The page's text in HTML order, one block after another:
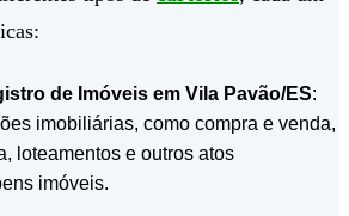
de Imóveis em Vila Pavão/ES:
imobiliárias, como compra e venda,
loteamentos e outros atos
imóveis.